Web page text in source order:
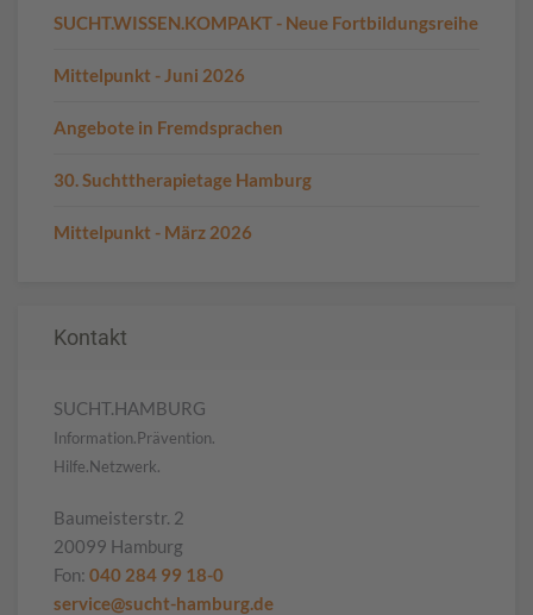
SUCHT.WISSEN.KOMPAKT - Neue Fortbildungsreihe
Mittelpunkt - Juni 2026
Angebote in Fremdsprachen
30. Suchttherapietage Hamburg
Mittelpunkt - März 2026
Kontakt
SUCHT.HAMBURG
Information.Prävention.
Hilfe.Netzwerk.
Baumeisterstr. 2
20099 Hamburg
Fon: 040 284 99 18-0
service@sucht-hamburg.de